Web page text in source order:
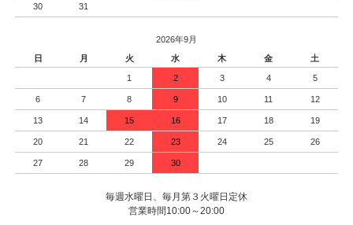
30 31
2026年9月
日
月 火 水 木 金 土
1 2 3 4 5
6 7 8 9 10 11 12
13 14 15 16 17 18 19
20 21 22 23 24 25 26
27 28 29 30
毎週水曜日、毎月第３火曜日定休
営業時間10:00～20:00